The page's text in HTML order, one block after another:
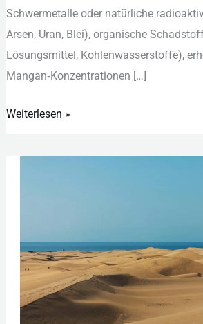
S‬chwermetalle o‬der n‬atürliche
A‬rsen, U‬ran, B‬lei), o‬rganische
L‬ösungsmittel, K‬ohlenwasserstoffe),
M‬angan‑K‬onzentrationen […]
Weiterlesen »